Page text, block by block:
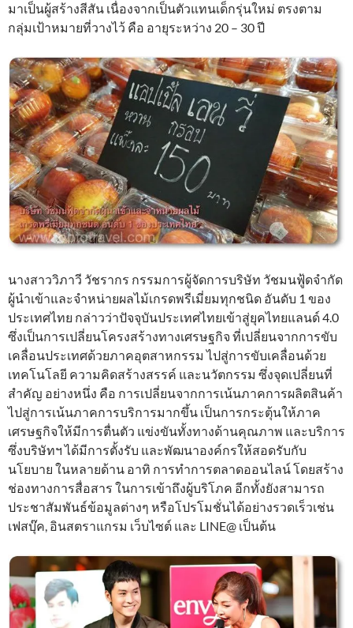
มาเป็นผู้สร้างสีสัน เนื่องจากเป็นตัวแทนเด็กรุ่นใหม่ ตรงตาม
กลุ่มเป้าหมายที่วางไว้ คือ อายุระหว่าง 20 – 30 ปี
นางสาววิภาวี วัชรากร กรรมการผู้จัดการบริษัท วัชมนฟู้ดจำกัด
ผู้นำเข้าและจำหน่ายผลไม้เกรดพรีเมี่ยมทุกชนิด อันดับ 1 ของ
ประเทศไทย กล่าวว่าปัจจุบันประเทศไทยเข้าสู่ยุคไทยแลนด์ 4.0
ซึ่งเป็นการเปลี่ยนโครงสร้างทางเศรษฐกิจ ที่เปลี่ยนจากการขับ
เคลื่อนประเทศด้วยภาคอุตสาหกรรม ไปสู่การขับเคลื่อนด้วย
เทคโนโลยี ความคิดสร้างสรรค์ และนวัตกรรม ซึ่งจุดเปลี่ยนที่
สำคัญ อย่างหนึ่ง คือ การเปลี่ยนจากการเน้นภาคการผลิตสินค้า
ไปสู่การเน้นภาคการบริการมากขึ้น เป็นการกระตุ้นให้ภาค
เศรษฐกิจให้มีการตื่นตัว แข่งขันทั้งทางด้านคุณภาพ และบริการ
ซึ่งบริษัทฯ ได้มีการตั้งรับ และพัฒนาองค์กรให้สอดรับกับ
นโยบาย ในหลายด้าน อาทิ การทำการตลาดออนไลน์ โดยสร้าง
ช่องทางการสื่อสาร ในการเข้าถึงผู้บริโภค อีกทั้งยังสามารถ
ประชาสัมพันธ์ข้อมูลต่างๆ หรือโปรโมชั่นได้อย่างรวดเร็วเช่น
เฟสบุ๊ค, อินสตราแกรม เว็บไซต์ และ LINE@ เป็นต้น